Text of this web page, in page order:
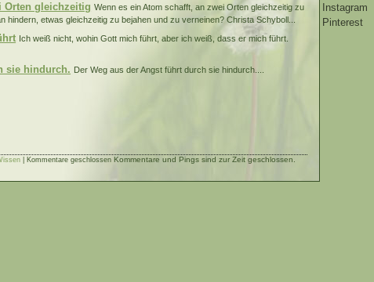
Instagram
Pinterest
Orten gleichzeitig Wenn es ein Atom schafft, an zwei Orten gleichzeitig zu
hindern, etwas gleichzeitig zu bejahen und zu verneinen? Christa Schyboll...
Ich weiß nicht, wohin Gott mich führt, aber ich weiß, dass er mich führt.
sie hindurch. Der Weg aus der Angst führt durch sie hindurch....
Kommentare geschlossen Kommentare und Pings sind zur Zeit geschlossen.